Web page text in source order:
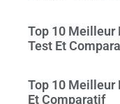
Top 10 Meilleur
Test Et
Top 10 Meilleur
Et Comparatif